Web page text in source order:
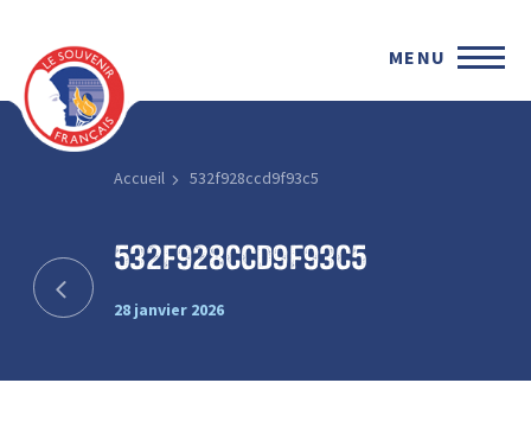
MENU
Accueil 532f928ccd9f93c5
532f928ccd9f93c5
28 janvier 2026